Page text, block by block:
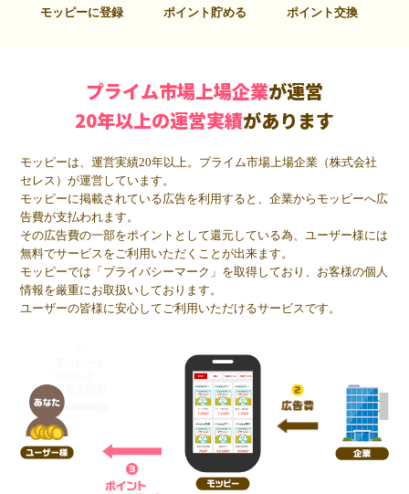
モッピーに登録 ポイント貯める ポイント交換
プライム市場上場企業が運営
20年以上の運営実績があります
モッピーは、運営実績20年以上。プライム市場上場企業（株式会社
セレス）が運営しています。
モッピーに掲載されている広告を利用すると、企業からモッピーへ広
告費が支払われます。
その広告費の一部をポイントとして還元している為、ユーザー様には
無料でサービスをご利用いただくことが出来ます。
モッピーでは「プライバシーマーク」を取得しており、お客様の個人
情報を厳重にお取扱いしております。
ユーザーの皆様に安心してご利用いただけるサービスです。